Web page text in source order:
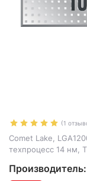
(1
Comet Lake,
техпроцесс 14 нм,
Производитель: